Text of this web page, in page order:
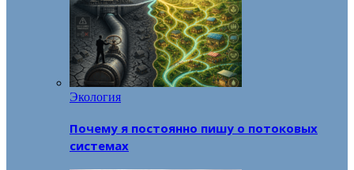
Экология
Почему я постоянно пишу о потоковых
системах